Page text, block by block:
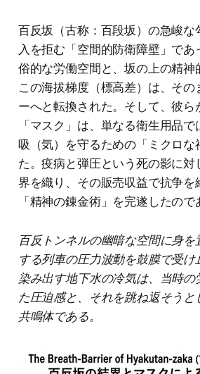
百反坂（古称：百段坂）の急峻な
入を拒む「空間的防衛障壁」で
俗的な労働空間と、坂の上の精神
この海拔梯度（標高差）は、そ
ーへと転換された。そして、彼ら
「マスク」は、単なる衛生用品
吸（気）を守るための「ミクロな
た。疫病と弾圧という死の影に
界を織り、その販売収益で抗争を
「精神の錬金術」を完遂したので
百反トンネルの幽暗な空間に身
する列車の圧力波動を鼓膜で受け
染み出す地下水の冷気は、当時の
た圧迫感と、それを跳ね返そう
共鳴体である。